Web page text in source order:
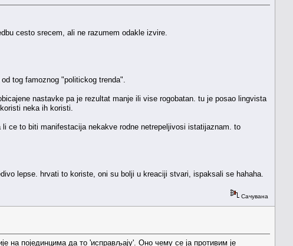
cesto srecem, ali ne razumem odakle izvire.
tog famoznog "politickog trenda".
nastavke pa je rezultat manje ili vise rogobatan. tu je posao lingvista
neka ih koristi.
ce to biti manifestacija nekakve rodne netrepeljivosi istatijaznam. to
lepse. hrvati to koriste, oni su bolji u kreaciji stvari, ispaksali se hahaha.
Сачувана
на појединцима да то 'исправљају'. Оно чему се ја противим је